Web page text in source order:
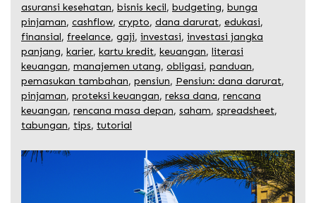
asuransi kesehatan, bisnis kecil, budgeting, bunga
pinjaman, cashflow, crypto, dana darurat, edukasi,
finansial, freelance, gaji, investasi, investasi jangka
panjang, karier, kartu kredit, keuangan, literasi
keuangan, manajemen utang, obligasi, panduan,
pemasukan tambahan, pensiun, Pensiun: dana darurat,
pinjaman, proteksi keuangan, reksa dana, rencana
keuangan, rencana masa depan, saham, spreadsheet,
tabungan, tips, tutorial